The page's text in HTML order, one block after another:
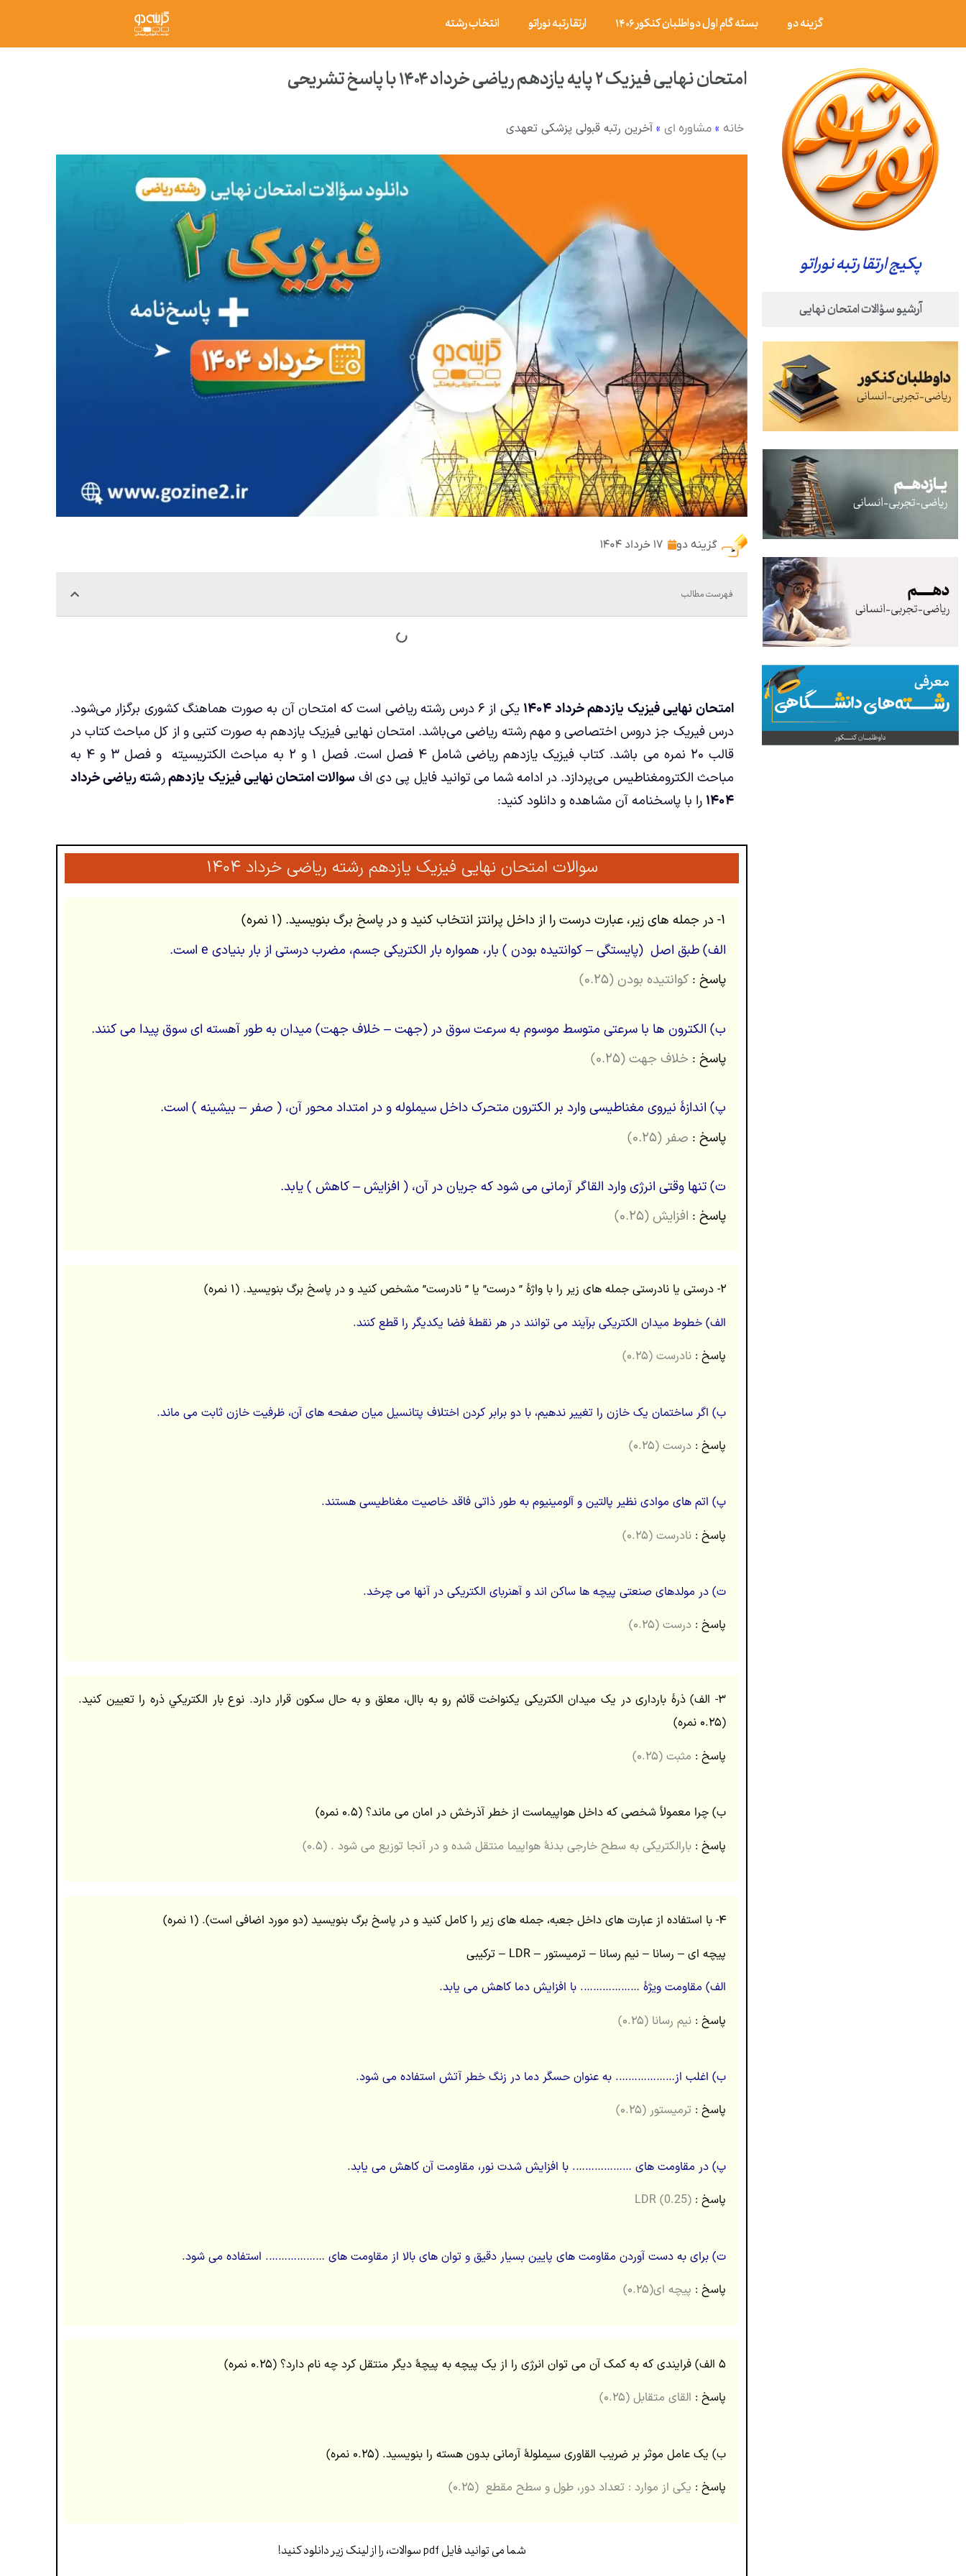
گزینه دو بسته گام اول دواطلبان کنکور ۱۴۰۶ ارتقا رتبه نوراتو انتخاب رشته
پکیج ارتقا رتبه نوراتو
آرشیو سؤالات امتحان نهایی
امتحان نهایی فیزیک ۲ پایه یازدهم ریاضی خرداد ۱۴۰۴ با پاسخ تشریحی
خانه » مشاوره ای » آخرین رتبه قبولی پزشکی تعهدی
گزینه دو ۱۷ خرداد ۱۴۰۴
فهرست مطالب
امتحان نهایی فیزیک یازدهم خرداد ۱۴۰۴
یکی از ۶ درس رشته ریاضی است که امتحان آن به صورت هماهنگ کشوری برگزار می‌شود.
درس فیریک جز دروس اختصاصی و مهم رشته ریاضی می‌باشد. امتحان نهایی فیزیک یازدهم به صورت کتبی و از کل مباحث کتاب در
قالب ۲۰ نمره می باشد. کتاب فیزیک یازدهم ریاضی شامل ۴ فصل است. فصل ۱ و ۲ به مباحث الکتریسیته و فصل ۳ و ۴ به
مباحث الکترومغناطیس می‌پردازد. در ادامه شما می توانید فایل پی دی اف سوالاتامتحان نهایی فیزیک یازدهمرشته ریاضیخرداد
۱۴۰۴ را با پاسخنامه آن مشاهده و دانلود کنید:
سوالات امتحان نهایی فیزیک یازدهم رشته ریاضی خرداد ۱۴۰۴
۱- در جمله های زیر، عبارت درست را از داخل پرانتز انتخاب کنید و در پاسخ برگ بنویسید. (۱ نمره)
الف) طبق اصل (پایستگی – کوانتیده بودن ) بار، همواره بار الکتریکی جسم، مضرب درستی از بار بنیادی e است.
پاسخ : کوانتیده بودن (۰.۲۵)
ب) الکترون ها با سرعتی متوسط موسوم به سرعت سوق در (جهت – خلاف جهت) میدان به طور آهسته ای سوق پیدا می کنند.
پاسخ : خلاف جهت (۰.۲۵)
پ) اندازۀ نیروی مغناطیسی وارد بر الکترون متحرک داخل سیملوله و در امتداد محور آن، ( صفر – بیشینه ) است.
پاسخ : صفر (۰.۲۵)
ت) تنها وقتی انرژی وارد القاگر آرمانی می شود که جریان در آن، ( افزایش – کاهش ) یابد.
پاسخ : افزایش (۰.۲۵)
۲- درستی یا نادرستی جمله های زیر را با واژۀ ” درست” یا ” نادرست” مشخص کنید و در پاسخ برگ بنویسید. (۱ نمره)
الف) خطوط میدان الکتریکی برآیند می توانند در هر نقطۀ فضا یکدیگر را قطع کنند.
پاسخ : نادرست (۰.۲۵)
ب) اگر ساختمان یک خازن را تغییر ندهیم، با دو برابر کردن اختلاف پتانسیل میان صفحه های آن، ظرفیت خازن ثابت می ماند.
پاسخ : درست (۰.۲۵)
پ) اتم های موادی نظیر پالتین و آلومینیوم به طور ذاتی فاقد خاصیت مغناطیسی هستند.
پاسخ : نادرست (۰.۲۵)
ت) در مولدهای صنعتی پیچه ها ساکن اند و آهنربای الکتریکی در آنها می چرخد.
پاسخ : درست (۰.۲۵)
۳- الف) ذرۀ بارداری در یک میدان الکتریکی یکنواخت قائم رو به باال، معلق و به حال سکون قرار دارد. نوع بار الکتریکي ذره را تعیین کنید.
(۰.۲۵ نمره)
پاسخ : مثبت (۰.۲۵)
ب) چرا معمولأ شخصی که داخل هواپیماست از خطر آذرخش در امان می ماند؟ (۰.۵ نمره)
پاسخ : بارالکتریکی به سطح خارجی بدنۀ هواپیما منتقل شده و در آنجا توزیع می شود . (۰.۵)
۴- با استفاده از عبارت های داخل جعبه، جمله های زیر را کامل کنید و در پاسخ برگ بنویسید (دو مورد اضافی است). (۱ نمره)
پیچه ای – رسانا – نیم رسانا – ترمیستور – LDR – ترکیبی
الف) مقاومت ویژۀ ………………. با افزایش دما کاهش می یابد.
پاسخ : نیم رسانا (۰.۲۵)
ب) اغلب از………………. به عنوان حسگر دما در زنگ خطر آتش استفاده می شود.
پاسخ : ترمیستور (۰.۲۵)
پ) در مقاومت های ………………. با افزایش شدت نور، مقاومت آن کاهش می یابد.
پاسخ : LDR (0.25)
ت) برای به دست آوردن مقاومت های پایین بسیار دقیق و توان های بالا از مقاومت های ………………. استفاده می شود.
پاسخ : پیچه ای(۰.۲۵)
۵ الف) فرایندی که به کمک آن می توان انرژی را از یک پیچه به پیچۀ دیگر منتقل کرد چه نام دارد؟ (۰.۲۵ نمره)
پاسخ : القای متقابل (۰.۲۵)
ب) یک عامل موثر بر ضریب القاوری سیملولۀ آرمانی بدون هسته را بنویسید. (۰.۲۵ نمره)
پاسخ : یکی از موارد : تعداد دور، طول و سطح مقطع (۰.۲۵)
شما می توانید فایل pdf سوالات، را از لینک زیر دانلود کنید!